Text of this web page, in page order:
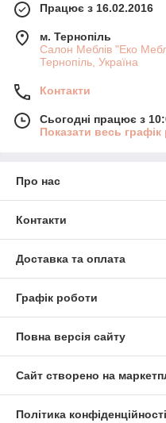
Працює з 16.02.2016
м. Тернопіль
Салон Меблів "Еко
Тернопіль, Україна
Контакти
Сьогодні працює з
Показати весь графік
Про нас
Контакти
Доставка та оплата
Графік роботи
Повна версія сайту
Сайт створено на
Політика конфіденційності